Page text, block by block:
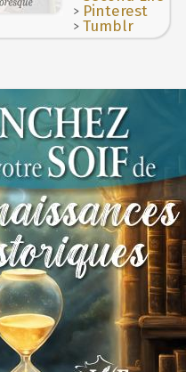
> Pinterest
>Tumblr